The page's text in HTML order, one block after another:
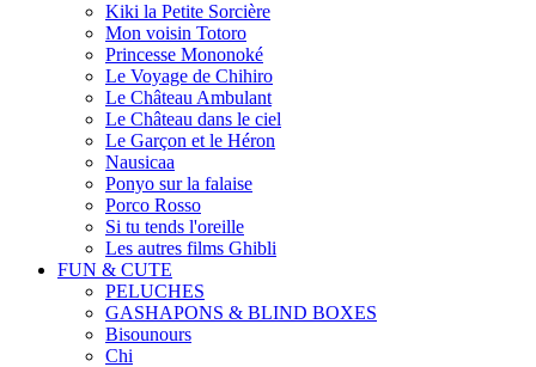
Kiki la Petite Sorcière
Mon voisin Totoro
Princesse Mononoké
Le Voyage de Chihiro
Le Château Ambulant
Le Château dans le ciel
Le Garçon et le Héron
Nausicaa
Ponyo sur la falaise
Porco Rosso
Si tu tends l'oreille
Les autres films Ghibli
FUN & CUTE
PELUCHES
GASHAPONS & BLIND BOXES
Bisounours
Chi